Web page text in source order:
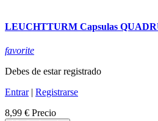
LEUCHTTURM Capsulas
favorite
Debes de estar registrado
Entrar| Registrarse
8,99 € Precio